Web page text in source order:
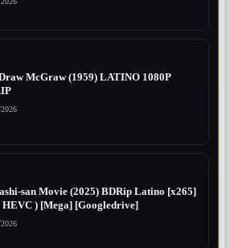
McGraw (1959) LATINO 1080P
san Movie (2025) BDRip Latino [x265]
HEVC ) [Mega] [Googledrive]